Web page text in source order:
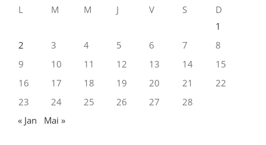
L
M M J V S
D
1
2
3 4 5 6 7
8
9
10 11 12 13 14
15
16
17 18 19 20 21
22
23
24 25 26 27
28
« Jan
Mai »